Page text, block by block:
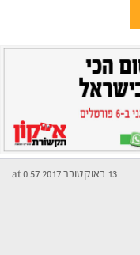
13 באוקטובר 2017 at 0:57